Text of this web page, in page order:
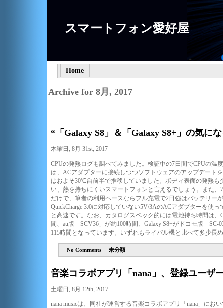
スマートフォン愛好屋
Home
Archive for 8月, 2017
“「Galaxy S8」＆「Galaxy S8+」の気に
木曜日, 8月 31st, 2017
CPUの発熱ログも調べてみました。検証中の7日間でCPUの温
は、ACアダプターに接続しつつソフトウェアのアップデート
はおよそ30℃台前半で推移していました。ボディ表面の発熱も
い、熱を持ちにくいスマートフォンと言えるでしょう。また
だけで、筆者の利用ペースならフル充電で2日強はバッテリー
QuickCharge 3.0に対応していない5V/3AのACアダプターを使
と高速です。なお、カタログスペック的には電池持ち時間は、
間、au版「SCV36」が約100時間、Galaxy S8+がドコモ版「SC-
115時間となっています。いずれもライバル機と比べて多少長
No Comments 未分類
音楽コラボアプリ「nana」、登録ユーザ
土曜日, 8月 12th, 2017
nana musicは、同社が運営する音楽コラボアプリ「nana」にお